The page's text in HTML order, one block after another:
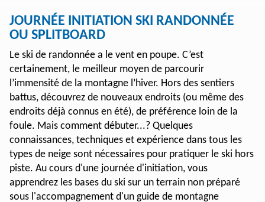
JOURNÉE INITIATION SKI RANDONNÉE
OU SPLITBOARD
Le ski de randonnée a le vent en poupe. C’est
certainement, le meilleur moyen de parcourir
l’immensité de la montagne l’hiver. Hors des sentiers
battus, découvrez de nouveaux endroits (ou même des
endroits déjà connus en été), de préférence loin de la
foule. Mais comment débuter...? Quelques
connaissances, techniques et expérience dans tous les
types de neige sont nécessaires pour pratiquer le ski hors
piste. Au cours d'une journée d'initiation, vous
apprendrez les bases du ski sur un terrain non préparé
sous l'accompagnement d'un guide de montagne